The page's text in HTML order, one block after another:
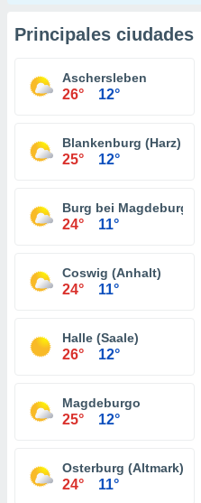
Principales ciudades
Aschersleben
26° 12°
Blankenburg (Harz)
25° 12°
Burg bei Magdeburg
24° 11°
Coswig (Anhalt)
24° 11°
Halle (Saale)
26° 12°
Magdeburgo
25° 12°
Osterburg (Altmark)
24° 11°